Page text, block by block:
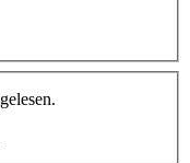
gelesen.